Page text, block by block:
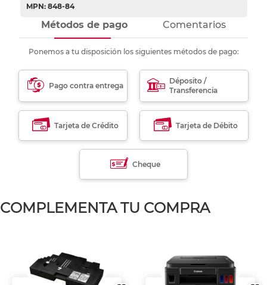
MPN: 848-84
Métodos de pago Comentarios
Ponemos a tu disposición los siguientes métodos de pago:
Pago contra entrega
Déposito /
Transferencia
Tarjeta de Crédito Tarjeta de Débito
Cheque
COMPLEMENTA TU COMPRA